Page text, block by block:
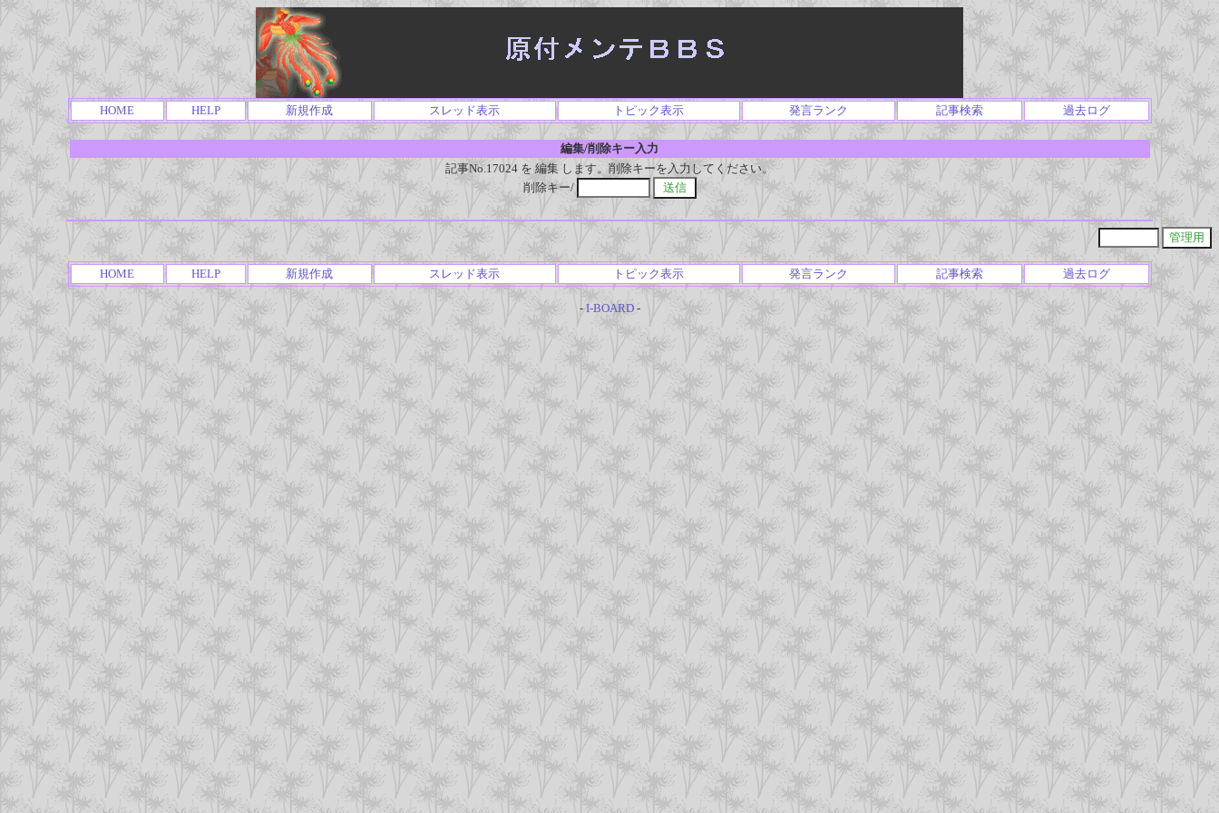
HOME HELP 新規作成 スレッド表示 トピック表示 発言ランク 記事検索 過去ログ
編集/削除キー入力
記事No.17024 を 編集 します。削除キーを入力してください。
削除キー/
HOME HELP 新規作成 スレッド表示 トピック表示 発言ランク 記事検索 過去ログ
- I-BOARD-